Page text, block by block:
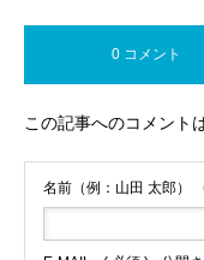
0 コメント
この記事へのコメント
名前（例：山田 太郎）